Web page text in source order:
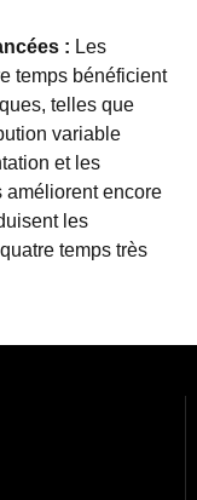
: Les
temps bénéficient
telles que
variable
et les
améliorent encore
les
temps très